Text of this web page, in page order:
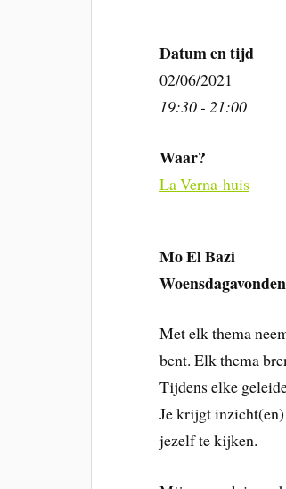
Datum en tijd
02/06/2021
19:30 - 21:00
Waar?
La Verna-huis
Mo El Bazi
Woensdagavonden
Met elk thema
bent. Elk thema
Tijdens elke
Je krijgt inzicht(en)
jezelf te kijken.